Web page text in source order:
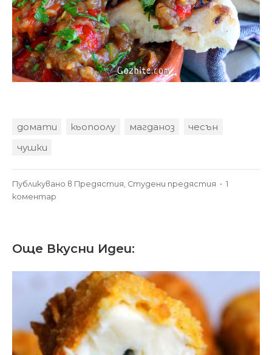
домати кьопоолу магданоз
чесън
чушки
Публикувано в Предястия Студени предястия • 1
коментар
разядка
Още Вкусни Идеи: